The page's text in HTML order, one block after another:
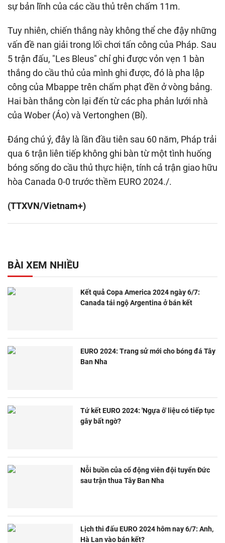
sự bản lĩnh của các cầu thủ trên chấm 11m.
Tuy nhiên, chiến thắng này không thể che đậy những
vấn đề nan giải trong lối chơi tấn công của Pháp. Sau
5 trận đấu, "Les Bleus" chỉ ghi được vỏn vẹn 1 bàn
thắng do cầu thủ của mình ghi được, đó là pha lập
công của Mbappe trên chấm phạt đền ở vòng bảng.
Hai bàn thắng còn lại đến từ các pha phản lưới nhà
của Wober (Áo) và Vertonghen (Bỉ).
Đáng chú ý, đây là lần đầu tiên sau 60 năm, Pháp trải
qua 6 trận liên tiếp không ghi bàn từ một tình huống
bóng sống do cầu thủ thực hiện, tính cả trận giao hữu
hòa Canada 0-0 trước thềm EURO 2024./.
(TTXVN/Vietnam+)
BÀI XEM NHIỀU
Kết quả Copa America 2024 ngày 6/7:
Canada tái ngộ Argentina ở bán kết
EURO 2024: Trang sử mới cho bóng đá Tây
Ban Nha
Tứ kết EURO 2024: 'Ngựa ô' liệu có tiếp tục
gây bất ngờ?
Nỗi buồn của cổ động viên đội tuyển Đức
sau trận thua Tây Ban Nha
Lịch thi đấu EURO 2024 hôm nay 6/7: Anh,
Hà Lan vào bán kết?